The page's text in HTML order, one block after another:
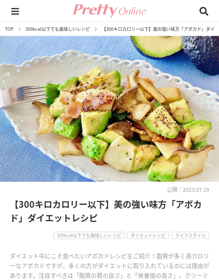
TOP 300kcal以下でも美味しいレシピ 【300キロカロリー以下】美の強い味方「アボカド」ダイ
公開：2023.07.19
【300キロカロリー以下】美の強い味方「アボカ
ド」ダイエットレシピ
300kcal以下でも美味しいレシピ ダイエットレシピ ライフスタイル
ダイエット中にこそ食べたいアボカドレシピをご紹介！脂質が多く高カロリ
ーなアボカドですが、多くの方がダイエットに取り入れているのには理由が
あります。注目すべきは「脂質の質の良さ」と「栄養価の高さ」。クリーミ